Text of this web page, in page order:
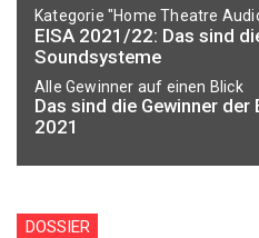
Kategorie "Home Theatre
EISA 2021/22: Das sind
Soundsysteme
Alle Gewinner auf einen Blick
Das sind die Gewinner
2021
DOSSIER